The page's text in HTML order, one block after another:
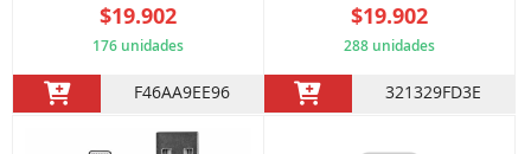
$19.902
176 unidades
F46AA9EE96
$19.902
288 unidades
321329FD3E